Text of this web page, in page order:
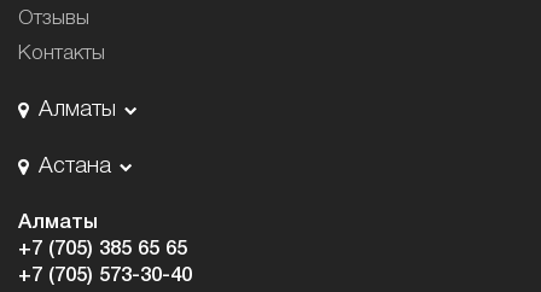
Отзывы
Контакты
Алматы
Астана
Алматы
+7 (705) 385 65 65
+7 (705) 573-30-40